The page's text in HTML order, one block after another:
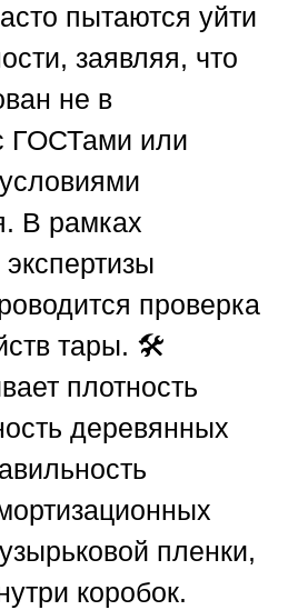
пытаются уйти
заявляя, что
не в
ГОСТами или
В рамках
проверка
тары. 🛠️
плотность
деревянных
пленки,
коробок.